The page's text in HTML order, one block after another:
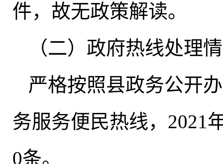
件， 故无政策解读。
（二）政府热线处理
严格按照县政务公开
务服务便民热线， 2021
0条。